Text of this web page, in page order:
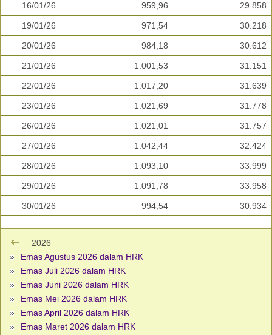
16/01/26 959,96 29.858
19/01/26 971,54 30.218
20/01/26 984,18 30.612
21/01/26 1.001,53 31.151
22/01/26 1.017,20 31.639
23/01/26 1.021,69 31.778
26/01/26 1.021,01 31.757
27/01/26 1.042,44 32.424
28/01/26 1.093,10 33.999
29/01/26 1.091,78 33.958
30/01/26 994,54 30.934
2026
Emas Agustus 2026 dalam HRK
Emas Juli 2026 dalam HRK
Emas Juni 2026 dalam HRK
Emas Mei 2026 dalam HRK
Emas April 2026 dalam HRK
Emas Maret 2026 dalam HRK